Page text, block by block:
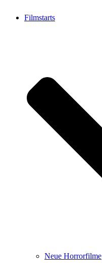
Filmstarts
Neue Horrorfilme